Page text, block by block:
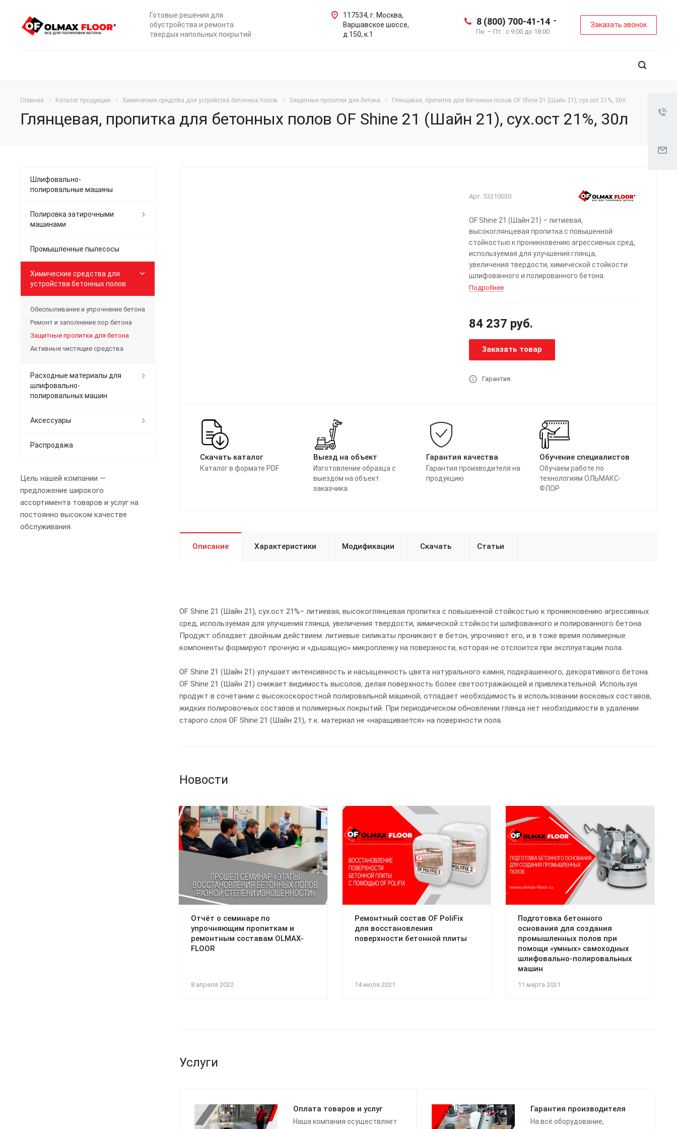
Готовые решения для
обустройства и ремонта
твердых напольных покрытий
8 (800) 700-41-14
Пн. – Пт.: с 9:00 до 18:00
Заказать звонок
117534, г. Москва,
Варшавское шоссе,
д.150, к.1
Главная Каталог продукции Химические средства для устройства бетонных полов Защитные пропитки для бетона Глянцевая, пропитка для бетонных полов OF Shine 21 (Шайн 21), сух.ост 21%, 30л
Глянцевая, пропитка для бетонных полов OF Shine 21 (Шайн 21), сух.ост 21%, 30л
Арт. 53210030
OF Shine 21 (Шайн 21) – литиевая,
высокоглянцевая пропитка с повышенной
стойкостью к проникновению агрессивных сред,
используемая для улучшения глянца,
увеличения твердости, химической стойкости
шлифованного и полированного бетона.
Подробнее
84 237 руб.
Заказать товар
Гарантия:
Скачать каталог
Каталог в формате PDF
Выезд на объект
Изготовление образца с
выездом на объект
заказчика
Гарантия качества
Гарантия производителя на
продукцию
Обучение специалистов
Обучаем работе по
технологиям ОЛЬМАКС-
ФЛОР
Описание Характеристики Модификации Скачать Статьи
OF Shine 21 (Шайн 21), сух.ост 21%– литиевая, высокоглянцевая пропитка с повышенной стойкостью к проникновению агрессивных
сред, используемая для улучшения глянца, увеличения твердости, химической стойкости шлифованного и полированного бетона.
Продукт обладает двойным действием: литиевые силикаты проникают в бетон, упрочняют его, и в тоже время полимерные
компоненты формируют прочную и «дышащую» микропленку на поверхности, которая не отслоится при эксплуатации пола.
OF Shine 21 (Шайн 21) улучшает интенсивность и насыщенность цвета натурального камня, подкрашенного, декоративного бетона.
OF Shine 21 (Шайн 21) снижает видимость высолов, делая поверхность более светоотражающей и привлекательной. Используя
продукт в сочетании с высокоскоростной полировальной машиной, отпадает необходимость в использовании восковых составов,
жидких полировочных составов и полимерных покрытий. При периодическом обновлении глянца нет необходимости в удалении
старого слоя OF Shine 21 (Шайн 21), т.к. материал не «наращивается» на поверхности пола.
Новости
8 апреля 2022
Отчёт о семинаре по
упрочняющим пропиткам и
ремонтным составам OLMAX-
FLOOR
14 июля 2021
Ремонтный состав OF PoliFix
для восстановления
поверхности бетонной плиты
11 марта 2021
Подготовка бетонного
основания для создания
промышленных полов при
помощи «умных» самоходных
шлифовально-полировальных
машин
Услуги
Оплата товаров и услуг
Наша компания осуществляет
Гарантия производителя
На всё оборудование,
Шлифовально-
полировальные машины
Полировка затирочными
машинами
Промышленные пылесосы
Химические средства для
устройства бетонных полов
Обеспыливание и упрочнение бетона
Ремонт и заполнение пор бетона
Защитные пропитки для бетона
Активные чистящие средства
Расходные материалы для
шлифовально-
полировальных машин
Аксессуары
Распродажа
Цель нашей компании —
предложение широкого
ассортимента товаров и услуг на
постоянно высоком качестве
обслуживания.